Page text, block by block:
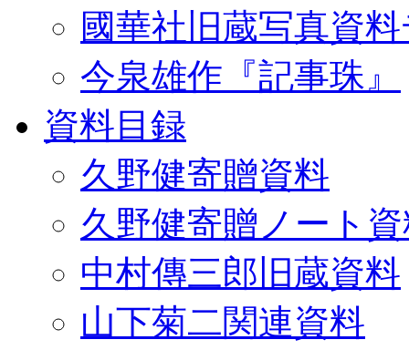
國華社旧蔵写真資
今泉雄作『記事珠』
資料目録
久野健寄贈資料
久野健寄贈ノート
中村傳三郎旧蔵資料
山下菊二関連資料